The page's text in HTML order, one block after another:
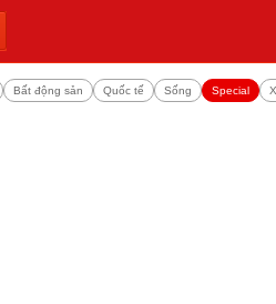
Bất động sản Quốc tế Sống Special